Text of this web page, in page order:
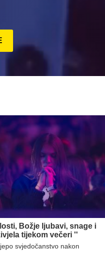
Božje ljubavi, snage i
tijekom večeri ''
svjedočanstvo nakon